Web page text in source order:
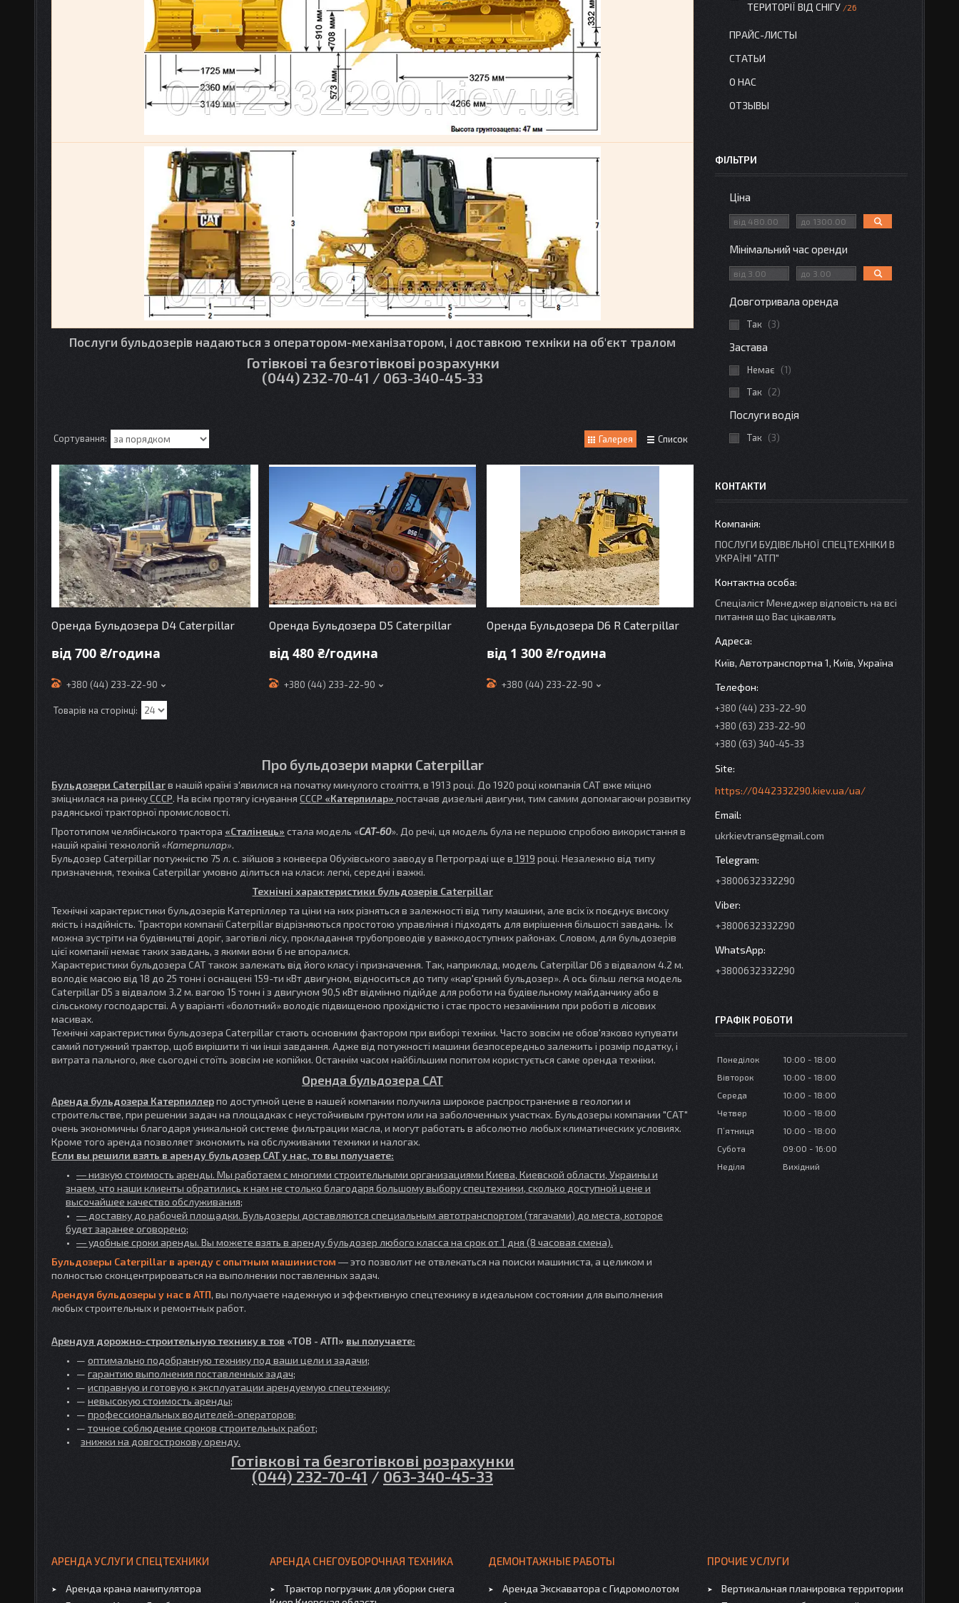
Послуги бульдозерів надаються з оператором-механізатором, і доставкою техніки на об'єкт тралом
Готівкові та безготівкові розрахунки
(044) 232-70-41 / 063-340-45-33
Галерея Список
Оренда Бульдозера D4 Caterpillar
від 700 ₴/година
+380 (44) 233-22-90
Оренда Бульдозера D5 Caterpillar
від 480 ₴/година
+380 (44) 233-22-90
Оренда Бульдозера D6 R Caterpillar
від 1 300 ₴/година
+380 (44) 233-22-90
Про бульдозери марки Caterpillar
Бульдозери Caterpillarв нашій країні з'явилися на початку минулого століття, в 1913 році. До 1920 році компанія САТ вже міцно
зміцнилася на ринкуСССР. На всім протягу існування СССР «Катерпилар» постачав дизельні двигуни, тим самим допомагаючи розвитку
радянської тракторної промисловості.
Прототипом челябінського трактора «Сталінець» стала модель «CAT-60». До речі, ця модель була не першою спробою використання в
нашій країні технологій «Катерпилар».
Бульдозер Caterpillar потужністю 75 л. с. зійшов з конвеєра Обухівського заводу в Петрограді ще в 1919 році. Незалежно від типу
призначення, техніка Caterpillar умовно ділиться на класи: легкі, середні і важкі.
Технічні характеристики бульдозерів Caterpillar
Технічні характеристики бульдозерів Катерпіллер та ціни на них різняться в залежності від типу машини, але всіх їх поєднує високу
якість і надійність. Трактори компанії Caterpillar відрізняються простотою управління і підходять для вирішення більшості завдань. Їх
можна зустріти на будівництві доріг, заготівлі лісу, прокладання трубопроводів у важкодоступних районах. Словом, для бульдозерів
цієї компанії немає таких завдань, з якими вони б не впоралися.
Характеристики бульдозера CAT також залежать від його класу і призначення. Так, наприклад, модель Caterpillar D6 з відвалом 4.2 м.
володіє масою від 18 до 25 тонн і оснащені 159-ти кВт двигуном, відноситься до типу «кар'єрний бульдозер». А ось більш легка модель
Caterpillar D5 з відвалом 3.2 м. вагою 15 тонн і з двигуном 90,5 кВт відмінно підійде для роботи на будівельному майданчику або в
сільському господарстві. А у варіанті «болотний» володіє підвищеною прохідністю і стає просто незамінним при роботі в лісових
масивах.
Технічні характеристики бульдозера Caterpillar стають основним фактором при виборі техніки. Часто зовсім не обов'язково купувати
самий потужний трактор, щоб вирішити ті чи інші завдання. Адже від потужності машини безпосередньо залежить і розмір податку, і
витрата пального, яке сьогодні стоїть зовсім не копійки. Останнім часом найбільшим попитом користується саме оренда техніки.
Оренда бульдозера CAT
Аренда бульдозера Катерпиллерпо доступной цене в нашей компании получила широкое распространение в геологии и
строительстве, при решении задач на площадках с неустойчивым грунтом или на заболоченных участках. Бульдозеры компании "САТ"
очень экономичны благодаря уникальной системе фильтрации масла, и могут работать в абсолютно любых климатических условиях.
Кроме того аренда позволяет экономить на обслуживании техники и налогах.
Если вы решили взять в аренду бульдозер CAT у нас, то вы получаете:
― низкую стоимость аренды. Мы работаем с многими строительными организациями Киева, Киевской области, Украины и
знаем, что наши клиенты обратились к нам не столько благодаря большому выбору спецтехники, сколько доступной цене и
высочайшее качество обслуживания;
― доставку до рабочей площадки. Бульдозеры доставляются специальным автотранспортом (тягачами) до места, которое
будет заранее оговорено;
― удобные сроки аренды. Вы можете взять в аренду бульдозер любого класса на срок от 1 дня (8 часовая смена).
Бульдозеры Caterpillar в аренду с опытным машинистом ― это позволит не отвлекаться на поиски машиниста, а целиком и
полностью сконцентрироваться на выполнении поставленных задач.
Арендуя бульдозеры у нас в АТП, вы получаете надежную и эффективную спецтехнику в идеальном состоянии для выполнения
любых строительных и ремонтных работ.
Арендуя дорожно-строительную технику в тов «ТОВ - АТП» вы получаете:
— оптимально подобранную технику под ваши цели и задачи;
— гарантию выполнения поставленных задач;
— исправную и готовую к эксплуатации арендуемую спецтехнику;
— невысокую стоимость аренды;
— профессиональных водителей-операторов;
— точное соблюдение сроков строительных работ;
знижки на довгострокову оренду.
​​​​​​​​​​​​​​Готівкові та безготівкові розрахунки
(044) 232-70-41 / 063-340-45-33
ТЕРИТОРІЇ ВІД СНІГУ
26
ПРАЙС-ЛИСТЫ
СТАТЬИ
О НАС
ОТЗЫВЫ
ФІЛЬТРИ
Ціна
Мінімальний час оренди
Довготривала оренда
Так 3
Застава
Немає
1
Так
2
Послуги водія
Так 3
КОНТАКТИ
ПОСЛУГИ БУДІВЕЛЬНОЇ СПЕЦТЕХНІКИ В
УКРАЇНІ "АТП"
Спеціаліст Менеджер відповість на всі
питання що Вас цікавлять
Київ, Автотранспортна 1, Київ, Україна
+380 (44) 233-22-90
+380 (63) 233-22-90
+380 (63) 340-45-33
https://0442332290.kiev.ua/ua/
ukrkievtrans@gmail.com
+3800632332290
+3800632332290
+3800632332290
ГРАФІК РОБОТИ
Понеділок 10:00
18:00
Вівторок
10:00
18:00
Середа
10:00
18:00
Четвер
10:00
18:00
Пʼятниця
10:00
18:00
Субота
09:00
16:00
Неділя
Вихідний
АРЕНДА УСЛУГИ СПЕЦТЕХНИКИ
Аренда крана манипулятора
АРЕНДА СНЕГОУБОРОЧНАЯ ТЕХНИКА
Трактор погрузчик для уборки снега
ДЕМОНТАЖНЫЕ РАБОТЫ
Аренда Экскаватора с Гидромолотом
ПРОЧИЕ УСЛУГИ
Вертикальная планировка территории